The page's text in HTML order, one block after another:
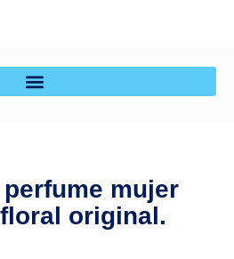
mujer
original.